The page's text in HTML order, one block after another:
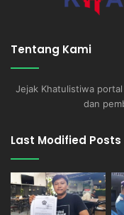
Tentang Kami
Jejak Khatulistiwa
dan
Last Modified Posts